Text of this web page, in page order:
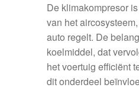
De klimakompresor
van het
auto regelt. De
koelmiddel, dat
het voertuig efficiënt
dit onderdeel